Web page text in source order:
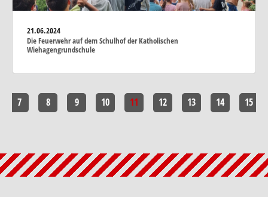
21.06.2024
Die Feuerwehr auf dem Schulhof der Katholischen
Wiehagengrundschule
7 8 9 10 11 12 13 14 15